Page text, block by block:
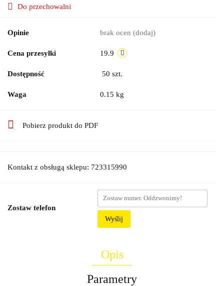
Do przechowalni
Opinie brak ocen (dodaj)
Cena przesyłki 19.9
Dostępność 50 szt.
Waga 0.15 kg
Pobierz produkt do PDF
Kontakt z obsługą sklepu: 723315990
Zostaw telefon
Wyślij
Opis
Parametry